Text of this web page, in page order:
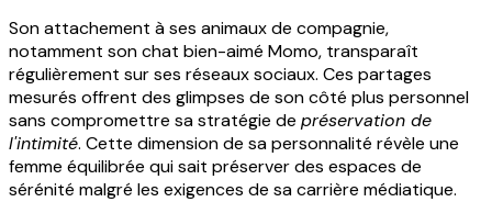
Son attachement à ses animaux de compagnie,
notamment son chat bien-aimé Momo, transparaît
régulièrement sur ses réseaux sociaux. Ces partages
mesurés offrent des glimpses de son côté plus personnel
sans compromettre sa stratégie de préservation de
l'intimité. Cette dimension de sa personnalité révèle une
femme équilibrée qui sait préserver des espaces de
sérénité malgré les exigences de sa carrière médiatique.